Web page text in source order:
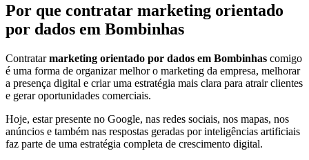
Por que contratar marketing orientado
por dados em Bombinhas
Contratarmarketing orientado por dados em Bombinhas comigo
é uma forma de organizar melhor o marketing da empresa, melhorar
a presença digital e criar uma estratégia mais clara para atrair clientes
e gerar oportunidades comerciais.
Hoje, estar presente no Google, nas redes sociais, nos mapas, nos
anúncios e também nas respostas geradas por inteligências artificiais
faz parte de uma estratégia completa de crescimento digital.